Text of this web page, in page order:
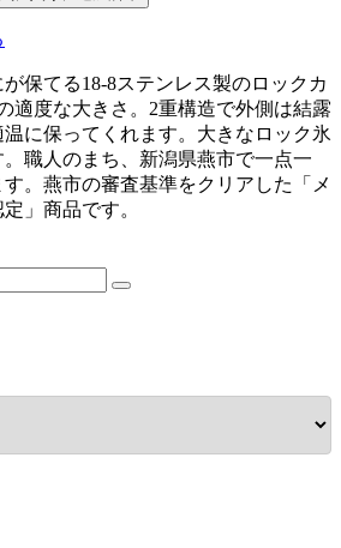
保てる18-8ステンレス製のロックカ
適度な大きさ。2重構造で外側は結露
に保ってくれます。大きなロック氷
職人のまち、新潟県燕市で一点一
。燕市の審査基準をクリアした「メ
」商品です。